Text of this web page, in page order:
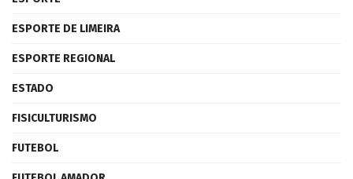
ESPORTE DE LIMEIRA
ESPORTE REGIONAL
ESTADO
FISICULTURISMO
FUTEBOL